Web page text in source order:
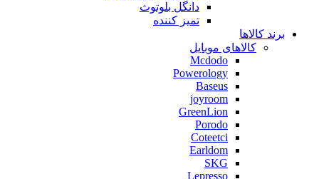
دانگل بلوتوث
تمیز کننده
برند کالاها
کالاهای موبایل
Mcdodo
Powerology
Baseus
joyroom
GreenLion
Porodo
Coteetci
Earldom
SKG
Lepresso